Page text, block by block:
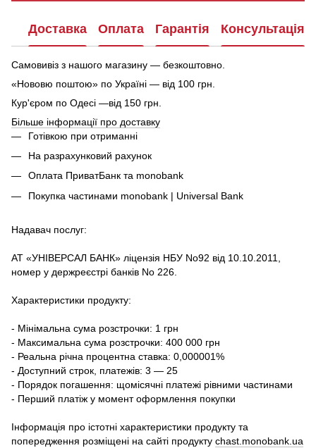
Доставка Оплата Гарантія Консультація
Самовивіз з нашого магазину — безкоштовно.
«Нововю поштою» по Україні — від 100 грн.
Кур'єром по Одесі —від 150 грн.
Більше інформації про доставку
Готівкою при отриманні
На разрахунковий рахунок
Оплата ПриватБанк та monobank
Покупка частинами monobank | Universal Bank
Надавач послуг:
АТ «УНІВЕРСАЛ БАНК» ліцензія НБУ No92 від 10.10.2011,
номер у держреєстрі банків No 226.
Характеристики продукту:
- Мінімальна сума розстрочки: 1 грн
- Максимальна сума розстрочки: 400 000 грн
- Реальна річна процентна ставка: 0,000001%
- Доступний строк, платежів: 3 — 25
- Порядок погашення: щомісячні платежі рівними частинами
- Перший платіж у момент оформлення покупки
Інформація про істотні характеристики продукту та
попередження розміщені на сайті продукту chast.monobank.ua